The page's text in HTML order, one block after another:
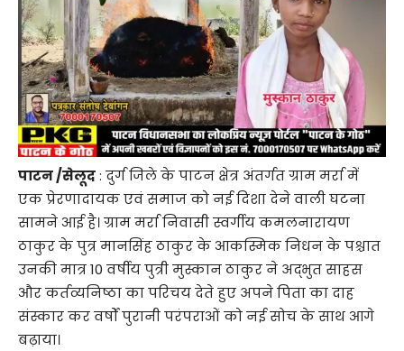
पाटन /सेलूद: दुर्ग जिले के पाटन क्षेत्र अंतर्गत ग्राम मर्रा में
एक प्रेरणादायक एवं समाज को नई दिशा देने वाली घटना
सामने आई है। ग्राम मर्रा निवासी स्वर्गीय कमलनारायण
ठाकुर के पुत्र मानसिंह ठाकुर के आकस्मिक निधन के पश्चात
उनकी मात्र 10 वर्षीय पुत्री मुस्कान ठाकुर ने अद्भुत साहस
और कर्तव्यनिष्ठा का परिचय देते हुए अपने पिता का दाह
संस्कार कर वर्षों पुरानी परंपराओं को नई सोच के साथ आगे
बढ़ाया।